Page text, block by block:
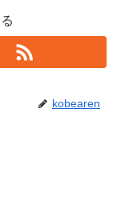
kobearen